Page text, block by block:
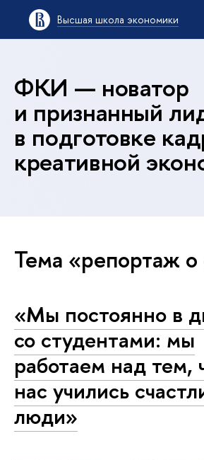
Высшая школа экономики
ФКИ — новатор
и признанный
в подготовке
креативной
Тема «репортаж
«Мы постоянно в
со студентами: мы
работаем над тем,
нас учились
люди»